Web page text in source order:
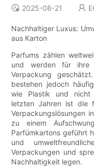
2025-08-21
Nachhaltiger Luxus:
aus Karton
Parfums zählen
und werden für ihre
Verpackung
bestehen jedoch
wie Plastik und nicht
letzten Jahren ist die
Verpackungslösungen
zu einem
Parfümkartons geführt
und
Verpackungen und
Nachhaltigkeit legen.